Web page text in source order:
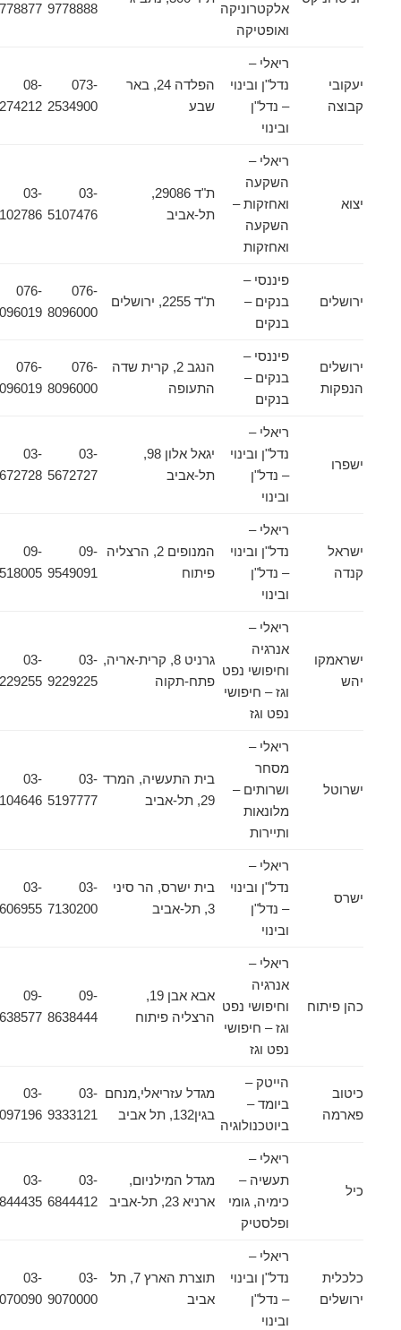
אלקטרוניקה
ואופטיקה
9778888
9778877
יעקובי
קבוצה
ריאלי –
נדל"ן ובינוי
– נדל"ן
ובינוי
הפלדה 24, באר
שבע
073-
2534900
6274212
ריאלי –
השקעה
ואחזקות –
השקעה
ואחזקות
ת"ד 29086,
תל-אביב
5107476
5102786
ירושלים
פיננסי –
בנקים –
בנקים
076-
8096000
076-
8096019
ירושלים
הנפקות
פיננסי –
בנקים –
בנקים
הנגב 2, קרית שדה
התעופה
076-
8096000
076-
8096019
ישפרו
ריאלי –
נדל"ן ובינוי
– נדל"ן
ובינוי
יגאל אלון 98,
תל-אביב
5672727
5672728
ישראל
קנדה
ריאלי –
נדל"ן ובינוי
– נדל"ן
ובינוי
המנופים 2, הרצליה
פיתוח
09-
9549091
9518005
ישראמקו
ריאלי –
אנרגיה
וחיפושי נפט
וגז – חיפושי
נפט וגז
גרניט 8, קרית-אריה,
פתח-תקוה
03-
9229225
9229255
ישרוטל
ריאלי –
מסחר
ושרותים –
מלונאות
ותיירות
בית התעשיה, המרד 03-
5197777
5104646
ישרס
ריאלי –
נדל"ן ובינוי
– נדל"ן
ובינוי
בית ישרס, הר סיני
03-
7130200
5606955
כהן פיתוח
ריאלי –
אנרגיה
וחיפושי נפט
וגז – חיפושי
נפט וגז
אבא אבן 19,
הרצליה פיתוח
8638444
8638577
כיטוב
פארמה
הייטק –
ביומד –
ביוטכנולוגיה
מגדל עזריאלי,מנחם 03-
9333121
5097196
ריאלי –
תעשיה –
כימיה, גומי
ופלסטיק
מגדל המילניום,
ארניא 23, תל-אביב
6844412
6844435
כלכלית
ירושלים
ריאלי –
נדל"ן ובינוי
– נדל"ן
ובינוי
תוצרת הארץ 7, תל
אביב
03-
9070000
9070090